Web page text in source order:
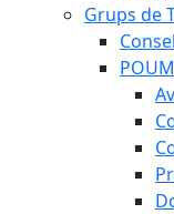
Grups de
POUM